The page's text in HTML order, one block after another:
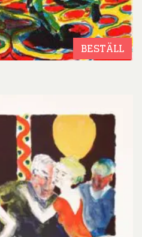
BESTÄLL